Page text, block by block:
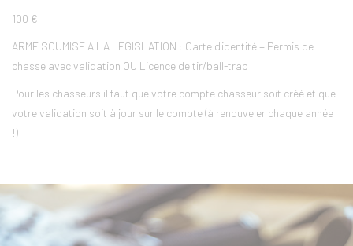
100 €
ARME SOUMISE A LA LEGISLATION : Carte d'identité + Permis de
chasse avec validation OU Licence de tir/ball-trap
Pour les chasseurs il faut que votre compte chasseur soit créé et que
votre validation soit à jour sur le compte (à renouveler chaque année
!)